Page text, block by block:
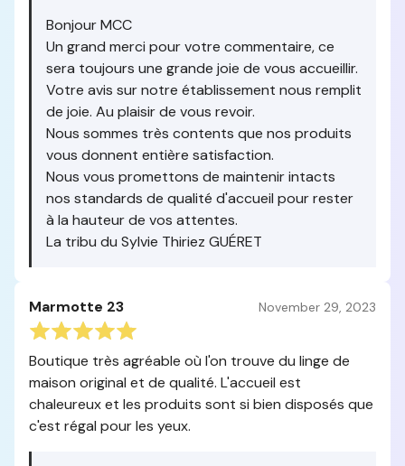
Bonjour MCC
Un grand merci pour votre commentaire, ce
sera toujours une grande joie de vous accueillir.
Votre avis sur notre établissement nous remplit
de joie. Au plaisir de vous revoir.
Nous sommes très contents que nos produits
vous donnent entière satisfaction.
Nous vous promettons de maintenir intacts
nos standards de qualité d'accueil pour rester
à la hauteur de vos attentes.
La tribu du Sylvie Thiriez GUÉRET
Marmotte 23 November 29, 2023
Boutique très agréable où l'on trouve du linge de
maison original et de qualité. L'accueil est
chaleureux et les produits sont si bien disposés que
c'est régal pour les yeux.